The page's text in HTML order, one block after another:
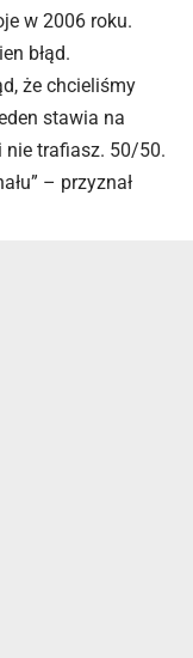
w 2006 roku.
błąd.
że chcieliśmy
stawia na
nie trafiasz. 50/50.
– przyznał